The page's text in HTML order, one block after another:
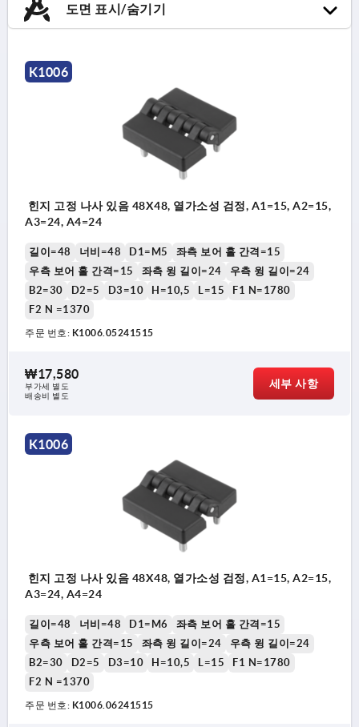
도면 표시/숨기기
K1006
힌지 고정 나사 있음 48X48, 열가소성 검정, A1=15, A2=15,
A3=24, A4=24
길이=48 너비=48 D1=M5
좌측 보어 홀 간격=15
우측 보어 홀 간격=15
좌측 윙 길이=24
우측 윙 길이=24
B2=30
D2=5 D3=10 H=10,5 L=15
F1 N=1780
F2 N =1370
주문 번호: K1006.05241515
₩17,580
부가세 별도
배송비 별도
세부 사항
K1006
힌지 고정 나사 있음 48X48, 열가소성 검정, A1=15, A2=15,
A3=24, A4=24
길이=48 너비=48 D1=M6
좌측 보어 홀 간격=15
우측 보어 홀 간격=15
좌측 윙 길이=24
우측 윙 길이=24
B2=30
D2=5 D3=10 H=10,5 L=15
F1 N=1780
F2 N =1370
주문 번호: K1006.06241515